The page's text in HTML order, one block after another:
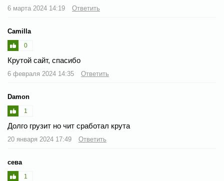
6 марта 2024 14:19 Ответить
Camilla
0
Крутой сайт, спасибо
6 февраля 2024 14:35 Ответить
Damon
1
Долго грузит но чит сработал крута
20 января 2024 17:49 Ответить
сева
1